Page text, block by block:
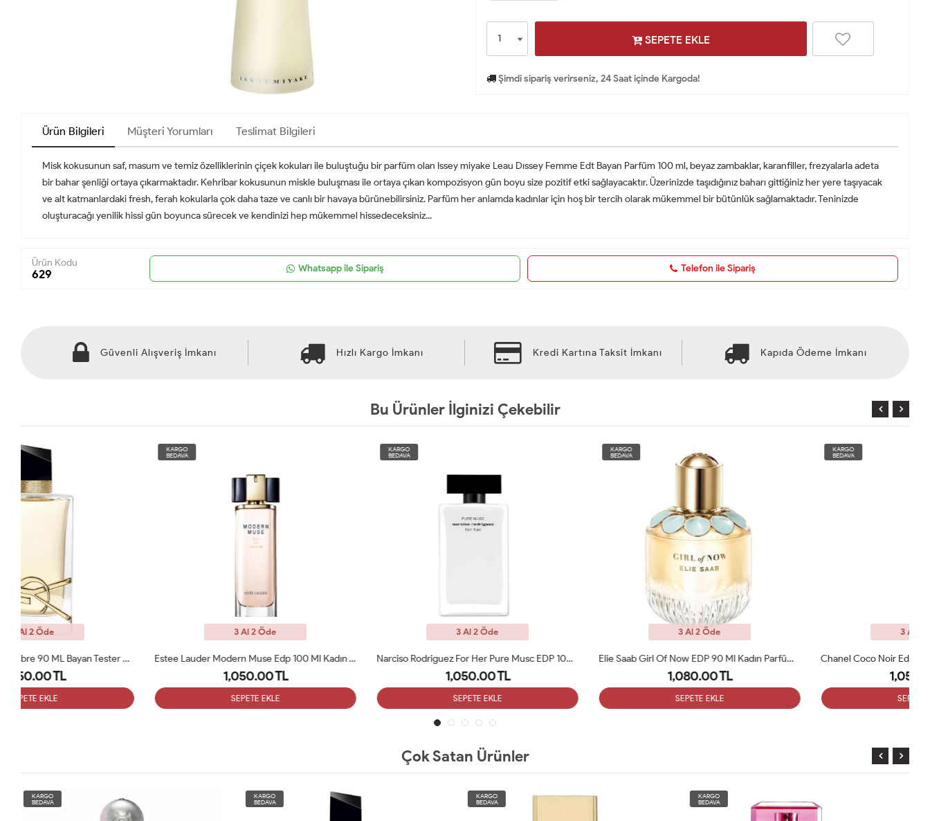
SEPETE EKLE
Şimdi sipariş verirseniz, 24 Saat içinde Kargoda!
Ürün Bilgileri Müşteri Yorumları Teslimat Bilgileri
Misk kokusunun saf, masum ve temiz özelliklerinin çiçek kokuları ile buluştuğu bir parfüm olan Issey miyake Leau Dıssey Femme Edt Bayan Parfüm 100 ml, beyaz zambaklar, karanfiller, frezyalarla adeta
bir bahar şenliği ortaya çıkarmaktadır. Kehribar kokusunun miskle buluşması ile ortaya çıkan kompozisyon gün boyu size pozitif etki sağlayacaktır. Üzerinizde taşıdığınız baharı gittiğiniz her yere taşıyacak
ve alt katmanlardaki fresh, ferah kokularla çok daha taze ve canlı bir havaya bürünebilirsiniz. Parfüm her anlamda kadınlar için hoş bir tercih olarak mükemmel bir bütünlük sağlamaktadır. Teninizde
oluşturacağı yenilik hissi gün boyunca sürecek ve kendinizi hep mükemmel hissedeceksiniz...
Ürün Kodu
629 Whatsapp ile Sipariş Telefon ile Sipariş
Güvenli Alışveriş İmkanı Hızlı Kargo İmkanı Kredi Kartına Taksit İmkanı Kapıda Ödeme İmkanı
Bu Ürünler İlginizi Çekebilir
KARGO
Estee Lauder Modern Muse Edp 100 Ml Kadın Tester
SEPETE EKLE
Narciso Rodriguez For Her Pure Musc EDP 100ML Tester
SEPETE EKLE
Elie Saab Girl Of Now EDP 90 Ml Kadın Parfüm Tester
SEPETE EKLE
BEDAVA
Chanel Coco Noir Edp 100ml Bayan Tester Parfüm
SEPETE EKLE
Çok Satan Ürünler
KARGO
BEDAVA
KARGO
BEDAVA
KARGO
BEDAVA
KARGO
BEDAVA